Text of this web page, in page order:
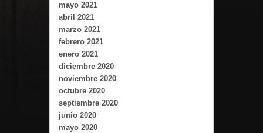
mayo 2021
abril 2021
marzo 2021
febrero 2021
enero 2021
diciembre 2020
noviembre 2020
octubre 2020
septiembre 2020
junio 2020
mayo 2020